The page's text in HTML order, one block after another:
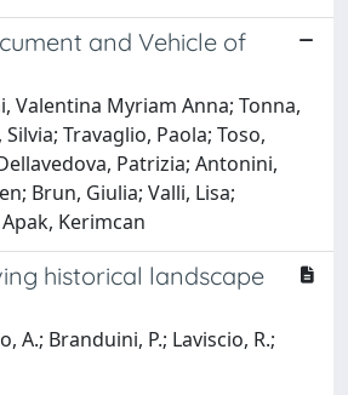
and Vehicle of
Valentina Myriam Anna; Tonna,
Travaglio, Paola; Toso,
Patrizia; Antonini,
Brun, Giulia; Valli, Lisa;
Kerimcan
historical landscape
A.; Branduini, P.; Laviscio, R.;